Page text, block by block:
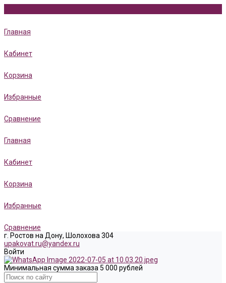
Главная
Кабинет
Корзина
Избранные
Сравнение
Главная
Кабинет
Корзина
Избранные
Сравнение
г. Ростов на Дону, Шолохова 304
upakovat.ru@yandex.ru
Войти
Минимальная сумма заказа 5 000 рублей